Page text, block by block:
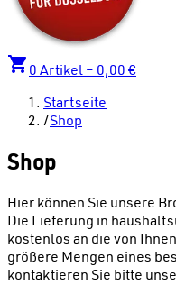
0 Artikel – 0,00 €
Startseite
/Shop
Shop
Hier können Sie unsere
Die Lieferung in
kostenlos an die von
größere Mengen eines
kontaktieren Sie bitte